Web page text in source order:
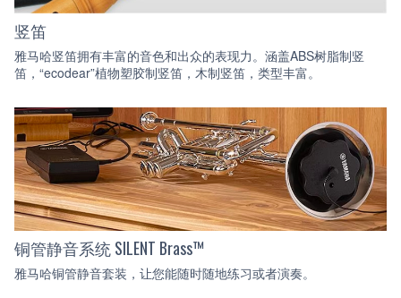
竖笛
雅马哈竖笛拥有丰富的音色和出众的表现力。涵盖ABS树脂制竖
笛，“ecodear”植物塑胶制竖笛，木制竖笛，类型丰富。
铜管静音系统 SILENT Brass™
雅马哈铜管静音套装，让您能随时随地练习或者演奏。